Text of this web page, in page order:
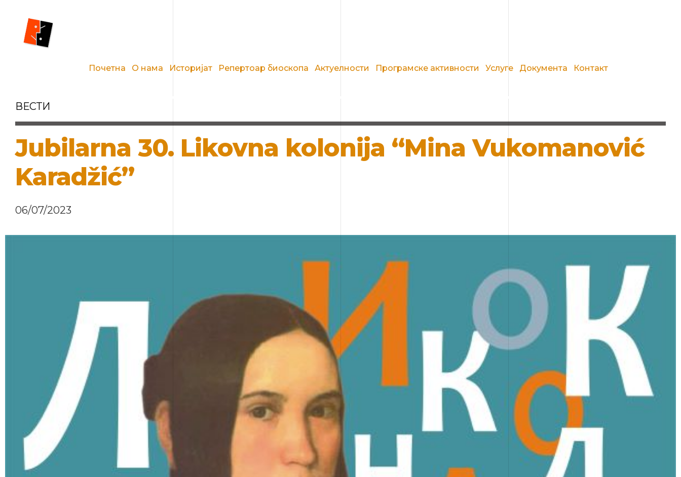
Почетна О нама Историјат Репертоар биоскопа Актуелности Програмске активности Услуге Документа Контакт
ВЕСТИ
Jubilarna 30. Likovna kolonija “Mina Vukomanović
Karadžić”
06/07/2023